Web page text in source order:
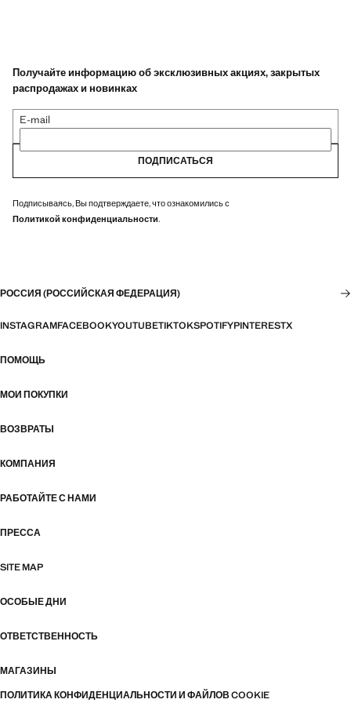
Получайте информацию об эксклюзивных акциях, закрытых
распродажах и новинках
E-mail
ПОДПИСАТЬСЯ
Подписываясь, Вы подтверждаете, что ознакомились с
Политикой конфиденциальности.
РОССИЯ (РОССИЙСКАЯ ФЕДЕРАЦИЯ)
INSTAGRAMFACEBOOKYOUTUBETIKTOKSPOTIFYPINTERESTX
ПОМОЩЬ
МОИ ПОКУПКИ
ВОЗВРАТЫ
КОМПАНИЯ
РАБОТАЙТЕ С НАМИ
ПРЕССА
SITE MAP
ОСОБЫЕ ДНИ
ОТВЕТСТВЕННОСТЬ
МАГАЗИНЫ
ПОЛИТИКА КОНФИДЕНЦИАЛЬНОСТИ И ФАЙЛОВ COOKIE